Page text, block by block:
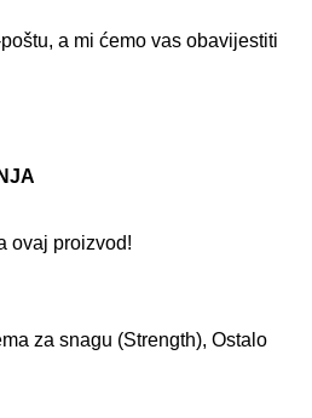
a mi ćemo vas obavijestiti
ovaj proizvod!
za snagu (Strength), Ostalo